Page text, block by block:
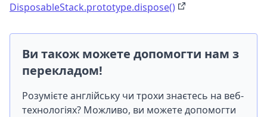
DisposableStack.prototype.dispose()
Ви також можете допомогти нам з
перекладом!
Розумієте англійську чи трохи знаєтесь на веб-
технологіях? Можливо, ви можете допомогти